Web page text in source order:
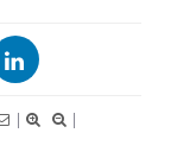
|
|